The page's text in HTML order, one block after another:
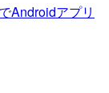
Androidアプリ